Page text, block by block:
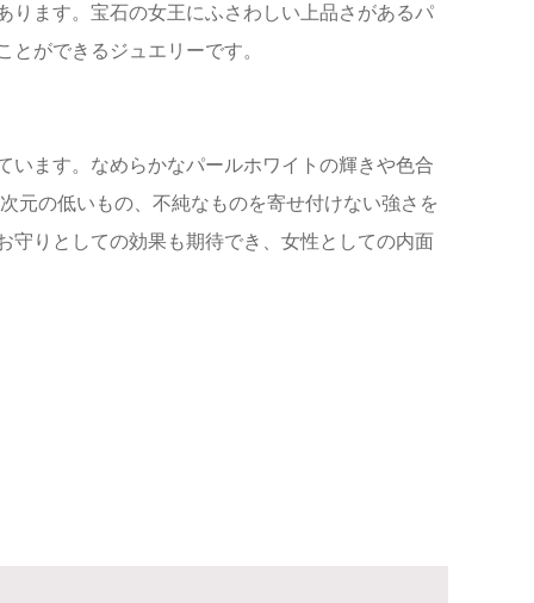
ります。宝石の女王にふさわしい上品さがあるパ
ができるジュエリーです。
います。なめらかなパールホワイトの輝きや色合
元の低いもの、不純なものを寄せ付けない強さを
守りとしての効果も期待でき、女性としての内面